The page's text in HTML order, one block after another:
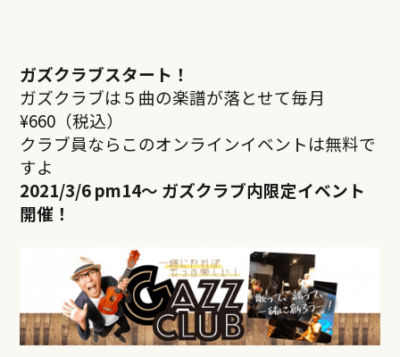
ガズクラブスタート！
ガズクラブは５曲の楽譜が落とせて毎月
¥660（税込）
クラブ員ならこのオンラインイベントは無料で
すよ
2021/3/6 pm14～ ガズクラブ内限定イベント
開催！